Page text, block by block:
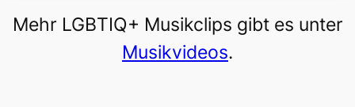
Mehr LGBTIQ+ Musikclips gibt es unter
Musikvideos.